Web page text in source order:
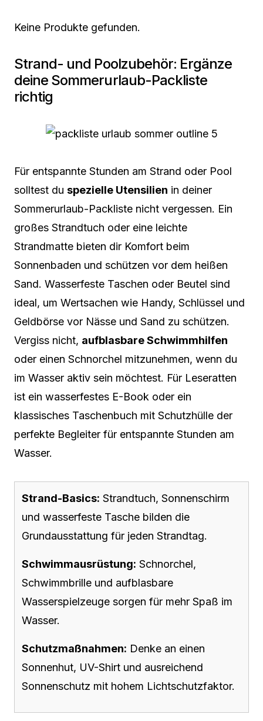
Keine Produkte gefunden.
Strand- und Poolzubehör: Ergänze
deine Sommerurlaub-Packliste
richtig
Für entspannte Stunden am Strand oder Pool
solltest du spezielle Utensilien in deiner
Sommerurlaub-Packliste nicht vergessen. Ein
großes Strandtuch oder eine leichte
Strandmatte bieten dir Komfort beim
Sonnenbaden und schützen vor dem heißen
Sand. Wasserfeste Taschen oder Beutel sind
ideal, um Wertsachen wie Handy, Schlüssel und
Geldbörse vor Nässe und Sand zu schützen.
Vergiss nicht, aufblasbare Schwimmhilfen
oder einen Schnorchel mitzunehmen, wenn du
im Wasser aktiv sein möchtest. Für Leseratten
ist ein wasserfestes E-Book oder ein
klassisches Taschenbuch mit Schutzhülle der
perfekte Begleiter für entspannte Stunden am
Wasser.
Strand-Basics: Strandtuch, Sonnenschirm
und wasserfeste Tasche bilden die
Grundausstattung für jeden Strandtag.
Schwimmausrüstung: Schnorchel,
Schwimmbrille und aufblasbare
Wasserspielzeuge sorgen für mehr Spaß im
Wasser.
Schutzmaßnahmen: Denke an einen
Sonnenhut, UV-Shirt und ausreichend
Sonnenschutz mit hohem Lichtschutzfaktor.